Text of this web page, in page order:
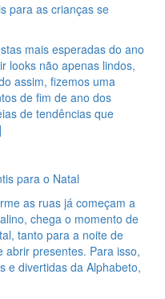
para as crianças se
mais esperadas do ano
looks não apenas lindos,
assim, fizemos uma
de fim de ano dos
de tendências que
para o Natal
as ruas já começam a
chega o momento de
tanto para a noite de
presentes. Para isso,
e divertidas da Alphabeto,